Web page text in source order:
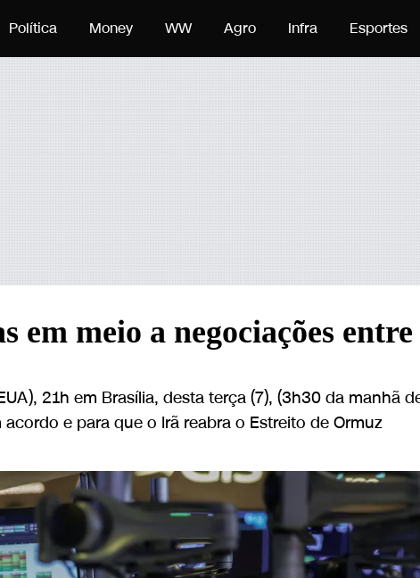
Política Money WW Agro Infra Esportes
em meio a negociações entre
21h em Brasília, desta terça (7), (3h30 da manhã
e para que o Irã reabra o Estreito de Ormuz